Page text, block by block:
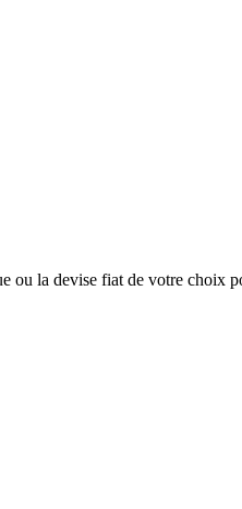
ou la devise fiat de votre choix